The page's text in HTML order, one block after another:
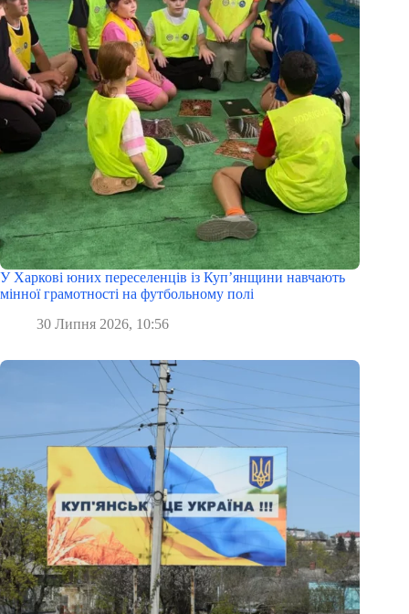
У Харкові юних переселенців із Куп’янщини навчають
мінної грамотності на футбольному полі
30 Липня 2026, 10:56